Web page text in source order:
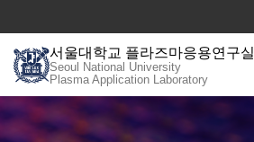
로
메
뉴
서울대학교 플라즈마응용연구실
Seoul National University
Plasma Application Laboratory